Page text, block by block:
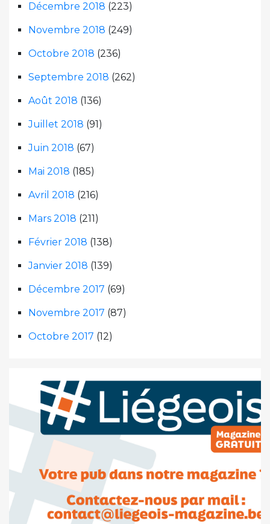
Décembre 2018 (223)
Novembre 2018 (249)
Octobre 2018 (236)
Septembre 2018 (262)
Août 2018 (136)
Juillet 2018 (91)
Juin 2018 (67)
Mai 2018 (185)
Avril 2018 (216)
Mars 2018 (211)
Février 2018 (138)
Janvier 2018 (139)
Décembre 2017 (69)
Novembre 2017 (87)
Octobre 2017 (12)